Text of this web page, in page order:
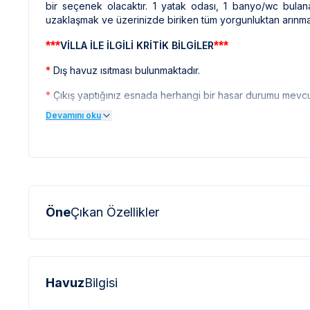
bir seçenek olacaktır. 1 yatak odası, 1 banyo/wc
uzaklaşmak ve üzerinizde biriken tüm yorgunluktan
***VİLLA İLE İLGİLİ KRİTİK BİLGİLER***
* Dış havuz ısıtması bulunmaktadır.
* Çıkış yaptığınız esnada herhangi bir hasar durumu
*Sapanca bölgesindeki villalarımızda çalışma şekli ve
*Doğa içerisinde bulunan tüm villalarımızda düzenli
profesyonel fotoğraf makinaları ile çekilmektedir. Bu
* Sapanca çevresinde bulunan villarımızın bir kısmı,
ulaşmak için yokuş yukarı çıkılması gerekmektedir. Bazı
Devamını oku
ÖneÇıkan Özellikler
HavuzBilgisi